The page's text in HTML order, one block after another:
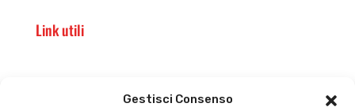
Gestisci Consenso
Link utili